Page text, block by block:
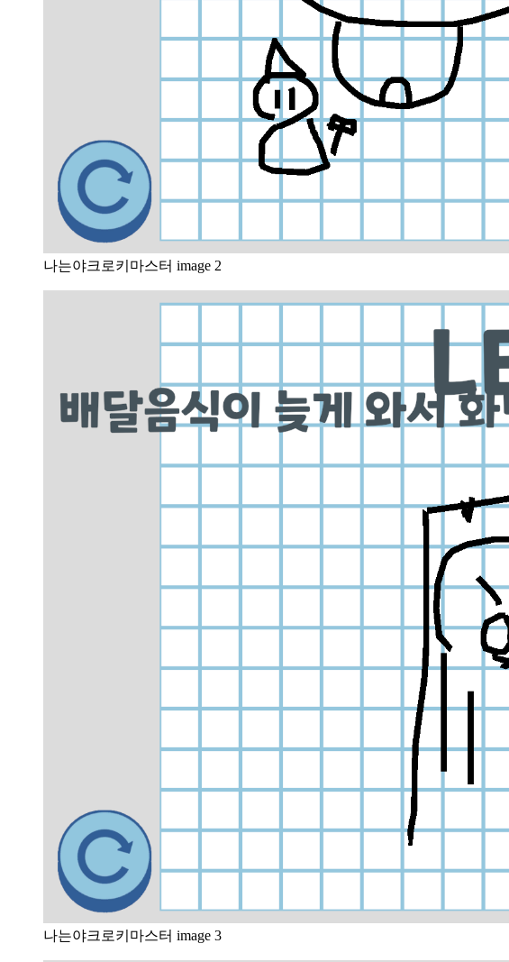
나는야크로키마스터 image 2
나는야크로키마스터 image 3